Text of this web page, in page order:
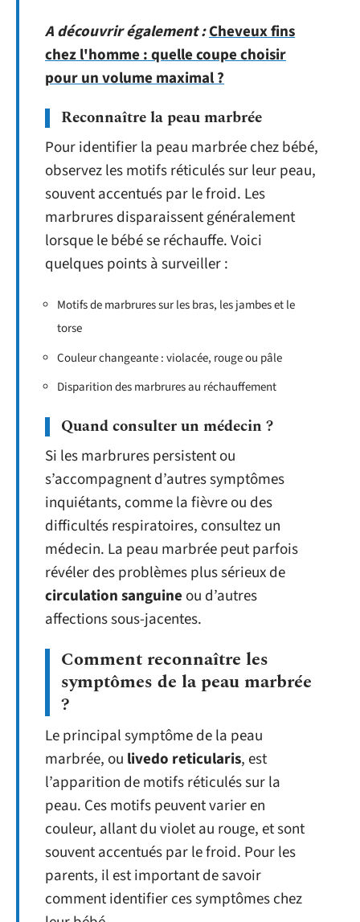
A découvrir également :Cheveux fins
chez l'homme : quelle coupe choisir
pour un volume maximal ?
Reconnaître la peau marbrée
Pour identifier la peau marbrée chez bébé,
observez les motifs réticulés sur leur peau,
souvent accentués par le froid. Les
marbrures disparaissent généralement
lorsque le bébé se réchauffe. Voici
quelques points à surveiller :
Motifs de marbrures sur les bras, les jambes et le
torse
Couleur changeante : violacée, rouge ou pâle
Disparition des marbrures au réchauffement
Quand consulter un médecin ?
Si les marbrures persistent ou
s’accompagnent d’autres symptômes
inquiétants, comme la fièvre ou des
difficultés respiratoires, consultez un
médecin. La peau marbrée peut parfois
révéler des problèmes plus sérieux de
circulation sanguine ou d’autres
affections sous-jacentes.
Comment reconnaître les
symptômes de la peau marbrée
?
Le principal symptôme de la peau
marbrée, ou livedo reticularis, est
l’apparition de motifs réticulés sur la
peau. Ces motifs peuvent varier en
couleur, allant du violet au rouge, et sont
souvent accentués par le froid. Pour les
parents, il est important de savoir
comment identifier ces symptômes chez